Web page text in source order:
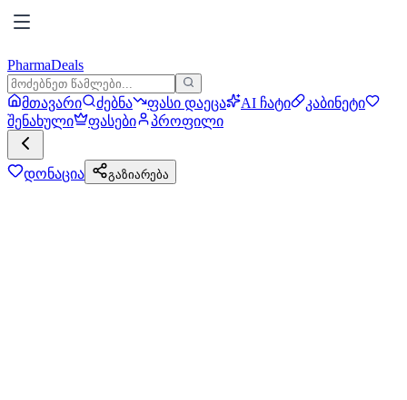
PharmaDeals
მთავარი ძებნა ფასი დაეცა AI ჩატი
კაბინეტი
შენახული
ფასები პროფილი
დონაცია გაზიარება